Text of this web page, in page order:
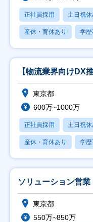
正社員採用 土日祝
産休・育休あり 学歴
【物流業界向けDX
東京都
600万~1000万
正社員採用 土日祝
産休・育休あり 学歴
ソリューション営業
東京都
550万~850万